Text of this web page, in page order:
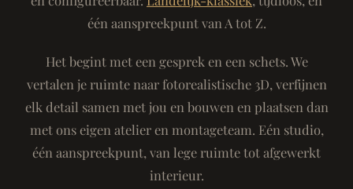
één aanspreekpunt van A tot Z.
Het begint met een gesprek en een schets. We
vertalen je ruimte naar fotorealistische 3D, verfijnen
elk detail samen met jou en bouwen en plaatsen dan
met ons eigen atelier en montageteam. Eén studio,
één aanspreekpunt, van lege ruimte tot afgewerkt
interieur.